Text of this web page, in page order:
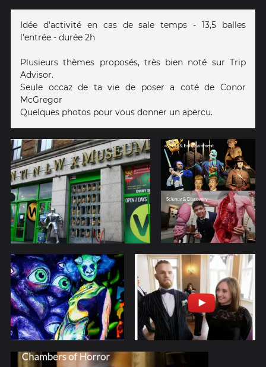
Idée d'activité en cas de sale temps - 13,5 balles
l'entrée - durée 2h
Plusieurs thèmes proposés, très bien noté sur Trip
Advisor.
Seule occaz de ta vie de poser a coté de Conor
McGregor
Quelques photos pour vous donner un apercu.